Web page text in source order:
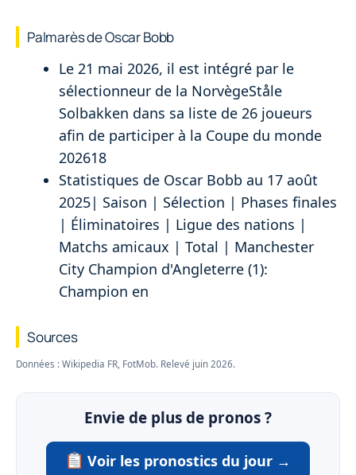
Palmarès de Oscar Bobb
Le 21 mai 2026, il est intégré par le
sélectionneur de la NorvègeStåle
Solbakken dans sa liste de 26 joueurs
afin de participer à la Coupe du monde
202618
Statistiques de Oscar Bobb au 17 août
2025| Saison | Sélection | Phases finales
| Éliminatoires | Ligue des nations |
Matchs amicaux | Total | Manchester
City Champion d'Angleterre (1):
Champion en
Sources
Données : Wikipedia FR, FotMob. Relevé juin 2026.
Envie de plus de pronos ?
Voir les pronostics du jour →